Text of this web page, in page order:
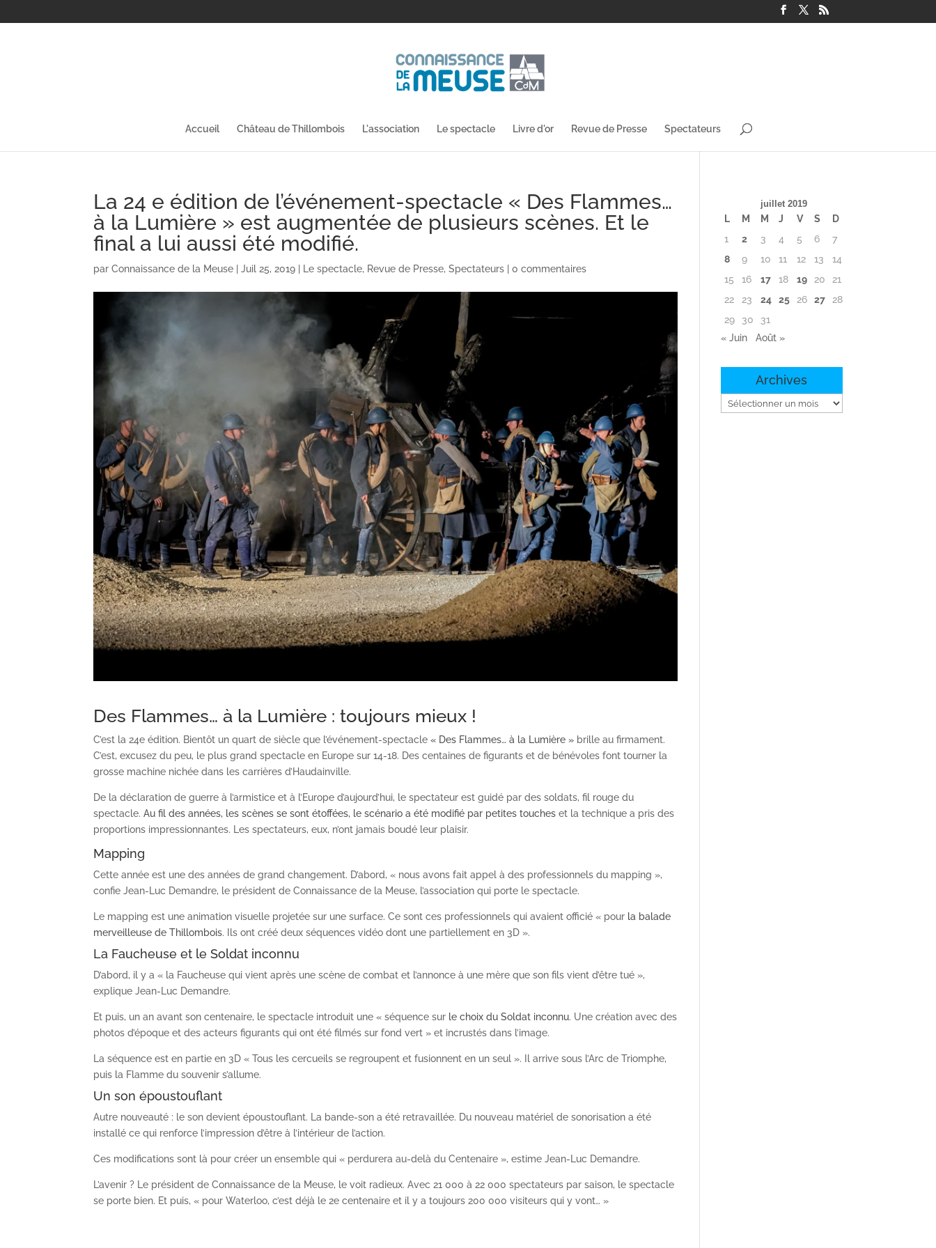
Accueil Château de Thillombois L'association Le spectacle Livre d'or Revue de Presse Spectateurs
La 24 e édition de l’événement-spectacle « Des Flammes…
à la Lumière » est augmentée de plusieurs scènes. Et le
final a lui aussi été modifié.
parConnaissance de la Meuse |Juil 25, 2019 | Le spectacle, Revue de Presse,Spectateurs |0 commentaires
Des Flammes… à la Lumière : toujours mieux !
C’est la 24e édition. Bientôt un quart de siècle que l’événement-spectacle« Des Flammes… à la Lumière » brille au firmament.
C’est, excusez du peu, le plus grand spectacle en Europe sur 14-18. Des centaines de figurants et de bénévoles font tourner la
grosse machine nichée dans les carrières d’Haudainville.
De la déclaration de guerre à l’armistice et à l’Europe d’aujourd’hui, le spectateur est guidé par des soldats, fil rouge du
spectacle.Au fil des années, les scènes se sont étoffées, le scénario a été modifié par petites touches et la technique a pris des
proportions impressionnantes. Les spectateurs, eux, n’ont jamais boudé leur plaisir.
Mapping
Cette année est une des années de grand changement. D’abord, « nous avons fait appel à des professionnels du mapping »,
confie Jean-Luc Demandre, le président de Connaissance de la Meuse, l’association qui porte le spectacle.
Le mapping est une animation visuelle projetée sur une surface. Ce sont ces professionnels qui avaient officié « pour la balade
merveilleuse de Thillombois. Ils ont créé deux séquences vidéo dont une partiellement en 3D ».
La Faucheuse et le Soldat inconnu
D’abord, il y a « la Faucheuse qui vient après une scène de combat et l’annonce à une mère que son fils vient d’être tué »,
explique Jean-Luc Demandre.
Et puis, un an avant son centenaire, le spectacle introduit une « séquence sur le choix du Soldat inconnu. Une création avec des
photos d’époque et des acteurs figurants qui ont été filmés sur fond vert » et incrustés dans l’image.
La séquence est en partie en 3D « Tous les cercueils se regroupent et fusionnent en un seul ». Il arrive sous l’Arc de Triomphe,
puis la Flamme du souvenir s’allume.
Un son époustouflant
Autre nouveauté : le son devient époustouflant. La bande-son a été retravaillée. Du nouveau matériel de sonorisation a été
installé ce qui renforce l’impression d’être à l’intérieur de l’action.
Ces modifications sont là pour créer un ensemble qui « perdurera au-delà du Centenaire », estime Jean-Luc Demandre.
L’avenir ? Le président de Connaissance de la Meuse, le voit radieux. Avec 21 000 à 22 000 spectateurs par saison, le spectacle
se porte bien. Et puis, « pour Waterloo, c’est déjà le 2e centenaire et il y a toujours 200 000 visiteurs qui y vont… »
juillet 2019
L M M J V S
D
1
2 3 4 5 6
7
8
9 10 11 12 13
14
15
16 17 18 19 20
21
22
23 24 25 26 27
28
29
30
31
« Juin
Août »
Archives
Archives